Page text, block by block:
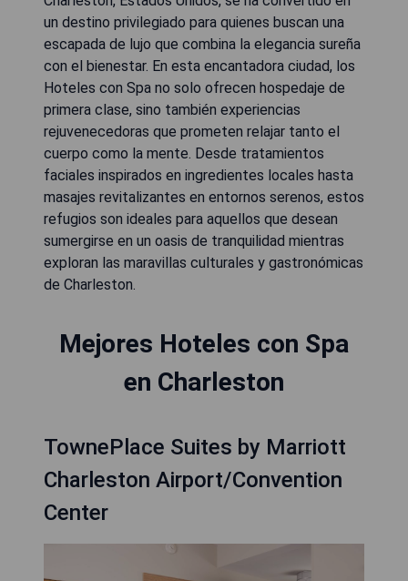
un destino privilegiado para quienes buscan una
escapada de lujo que combina la elegancia sureña
con el bienestar. En esta encantadora ciudad, los
Hoteles con Spa no solo ofrecen hospedaje de
primera clase, sino también experiencias
rejuvenecedoras que prometen relajar tanto el
cuerpo como la mente. Desde tratamientos
faciales inspirados en ingredientes locales hasta
masajes revitalizantes en entornos serenos, estos
refugios son ideales para aquellos que desean
sumergirse en un oasis de tranquilidad mientras
exploran las maravillas culturales y gastronómicas
de Charleston.
Mejores Hoteles con Spa
en Charleston
TownePlace Suites by Marriott
Charleston Airport/Convention
Center